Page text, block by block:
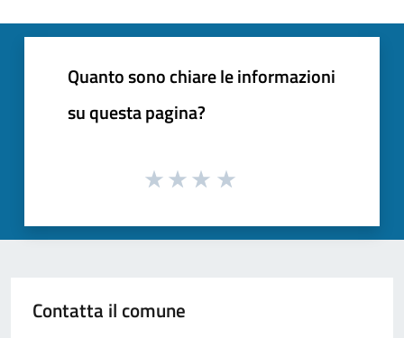
Quanto sono chiare le informazioni
su questa pagina?
Contatta il comune